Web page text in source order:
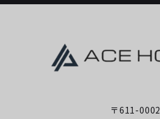
〒611-0002